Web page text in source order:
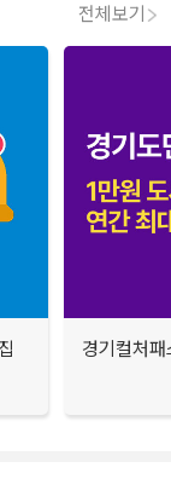
전체보기
경기컬처